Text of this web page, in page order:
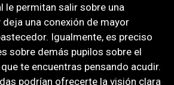
le permitan salir sobre una
una conexión de mayor
Igualmente, es preciso
sobre demás pupilos sobre el
te encuentras pensando acudir.
podrían ofrecerte la visión clara